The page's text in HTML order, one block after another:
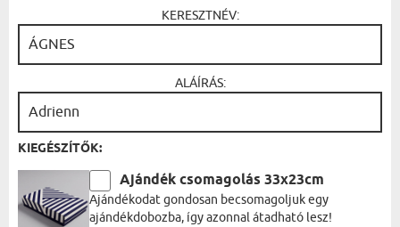
KERESZTNÉV:
ALÁÍRÁS:
KIEGÉSZÍTŐK:
Ajándék csomagolás 33x23cm
Ajándékodat gondosan becsomagoljuk egy
ajándékdobozba, így azonnal átadható lesz!